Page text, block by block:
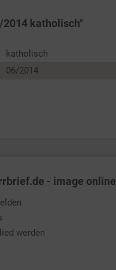
2014 katholisch"
katholisch
06/2014
- image online
werden